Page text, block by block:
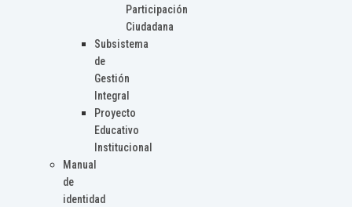
Participación
Ciudadana
Subsistema
de
Gestión
Integral
Proyecto
Educativo
Institucional
Manual
de
identidad